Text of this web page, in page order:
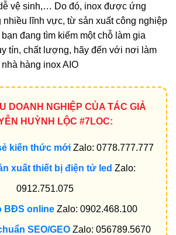
vệ sinh,… Do đó, inox được ứng
nhiều lĩnh vực, từ sản xuất công nghiệp
đang tìm kiếm một chỗ làm gia
tín, chất lượng, hãy đến với nơi làm
hàng inox AIO
DOANH NGHIỆP CỦA TÁC GIẢ
HUỲNH LỘC #7LOC:
kiến thức mới Zalo: 0778.777.777
xuất thiết bị điện tử led Zalo:
0912.751.075
BĐS onlineZalo: 0902.468.100
SEO/GEO Zalo: 056789.5670